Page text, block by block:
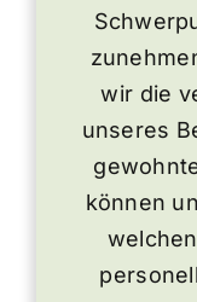
wir die
unseres
können